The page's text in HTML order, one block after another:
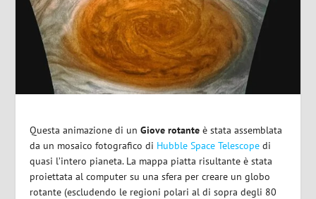
Questa animazione di unGiove rotante è stata assemblata
da un mosaico fotografico di Hubble Space Telescope di
quasi l’intero pianeta. La mappa piatta risultante è stata
proiettata al computer su una sfera per creare un globo
rotante (escludendo le regioni polari al di sopra degli 80